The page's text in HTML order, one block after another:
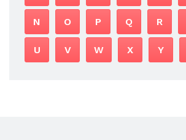
N O P Q R
U V W X Y